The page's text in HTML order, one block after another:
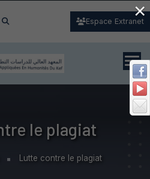
Espace Extranet
le plagiat
Lutte contre le plagiat
×